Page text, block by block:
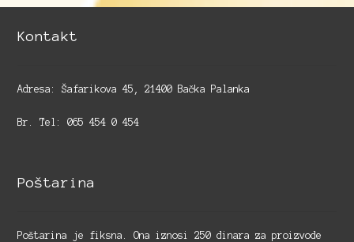
Kontakt
Adresa: Šafarikova 45, 21400 Bačka Palanka
Br. Tel: 065 454 0 454
Poštarina
Poštarina je fiksna. Ona iznosi 250 dinara za proizvode